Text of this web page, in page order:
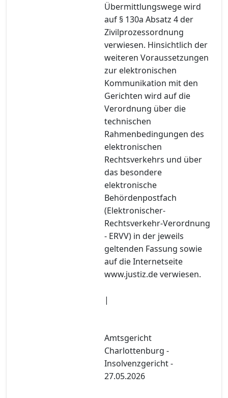
Übermittlungswege wird
auf § 130a Absatz 4 der
Zivilprozessordnung
verwiesen. Hinsichtlich der
weiteren Voraussetzungen
zur elektronischen
Kommunikation mit den
Gerichten wird auf die
Verordnung über die
technischen
Rahmenbedingungen des
elektronischen
Rechtsverkehrs und über
das besondere
elektronische
Behördenpostfach
(Elektronischer-
Rechtsverkehr-Verordnung
- ERVV) in der jeweils
geltenden Fassung sowie
auf die Internetseite
www.justiz.de verwiesen.
|
Amtsgericht
Charlottenburg -
Insolvenzgericht -
27.05.2026